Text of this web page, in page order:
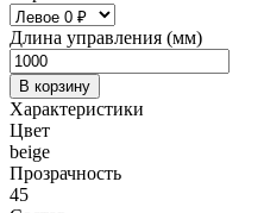
Длина управления (мм)
В корзину
Характеристики
Цвет
beige
Прозрачность
45